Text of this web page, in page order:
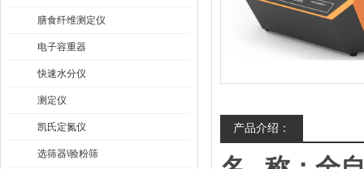
膳食纤维测定仪
电子容重器
快速水分仪
测定仪
凯氏定氮仪
选筛器\验粉筛
产品介绍：